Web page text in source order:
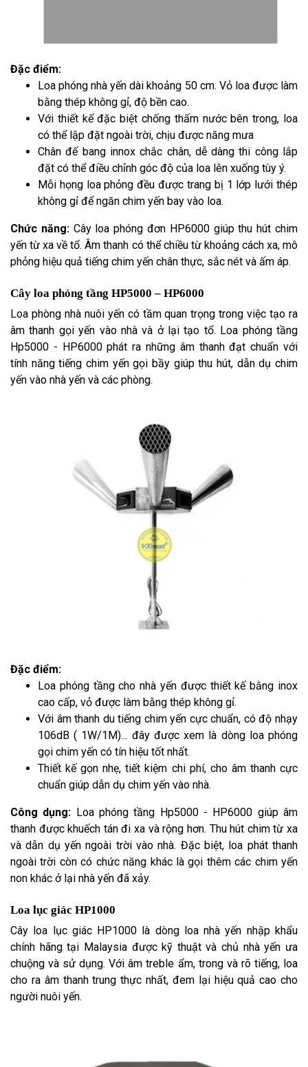
Đặc điểm:
Loa phóng nhà yến dài khoảng 50 cm. Vỏ loa được làm
bằng thép không gỉ, độ bền cao.
Với thiết kế đặc biệt chống thấm nước bên trong, loa
có thể lập đặt ngoài trời, chịu được năng mưa
Chân đế bang innox chắc chân, dễ dàng thi công lắp
đặt có thể điều chỉnh góc độ của loa lên xuống tùy ý.
Mỗi họng loa phỏng đều được trang bị 1 lớp lưới thép
không gỉ để ngăn chim yến bay vào loa.
Chức năng: Cây loa phóng đơn HP6000 giúp thu hút chim
yến từ xa về tổ. Âm thanh có thể chiều từ khoảng cách xa, mô
phỏng hiệu quả tiếng chim yến chân thực, sắc nét và ấm áp.
Cây loa phóng tầng HP5000 – HP6000
Loa phòng nhà nuôi yến có tầm quan trọng trong việc tạo ra
âm thanh gọi yến vào nhà và ở lại tạo tổ. Loa phóng tầng
Hp5000 - HP6000 phát ra những âm thanh đạt chuẩn với
tính năng tiếng chim yến gọi bầy giúp thu hút, dẫn dụ chim
yến vào nhà yến và các phòng.
Đặc điểm:
Loa phóng tầng cho nhà yến được thiết kế bằng inox
cao cấp, vỏ được làm bằng thép không gỉ.
Với âm thanh du tiếng chim yến cực chuẩn, có độ nhạy
106dB ( 1W/1M)... đây được xem là dòng loa phóng
gọi chim yến có tín hiệu tốt nhất.
Thiết kế gọn nhẹ, tiết kiệm chi phí, cho âm thanh cực
chuẩn giúp dẫn dụ chim yến vào nhà.
Công dụng: Loa phóng tầng Hp5000 - HP6000 giúp âm
thanh được khuếch tán đi xa và rộng hơn. Thu hút chim từ xa
và dẫn dụ yến ngoài trời vào nhà. Đặc biệt, loa phát thanh
ngoài trời còn có chức năng khác là gọi thêm các chim yến
non khác ở lại nhà yến đã xảy.
Loa lục giác HP1000
Cây loa lục giác HP1000 là dòng loa nhà yến nhập khẩu
chính hãng tại Malaysia được kỹ thuật và chủ nhà yến ưa
chuộng và sử dụng. Với âm treble ẩm, trong và rõ tiếng, loa
cho ra âm thanh trung thực nhất, đem lại hiệu quả cao cho
người nuôi yến.